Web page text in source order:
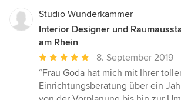
Studio Wunderkammer
Interior Designer und
am Rhein
Durchschnittliche
Bewertung:
5
von
8. September 2019
“Frau Goda hat mich mit Ihrer
Einrichtungsberatung über ein